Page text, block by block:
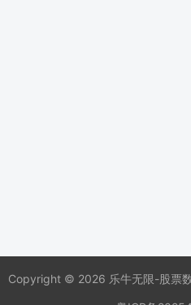
Copyright © 2026 乐牛无限-股票